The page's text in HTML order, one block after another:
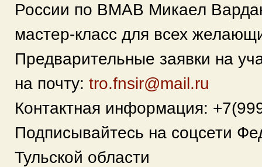
России по BMAB Микаел
мастер-класс для всех
Предварительные заявки на
на почту: tro.fnsir@mail.ru
Контактная информация:
Подписывайтесь на соцсети
Тульской области